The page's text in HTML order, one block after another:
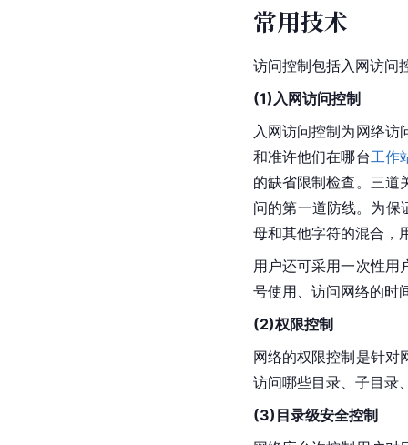
常用技术
访问控制包括入网访问
(1)入网访问控制
入网访问控制为网络
和准许他们在哪台工作
的缺省限制检查。三道
问的第一道防线。为保
母和其他字符的混合，
用户还可采用一次性用
号使用、访问网络的时
(2)权限控制
网络的权限控制是针对
访问哪些目录、子目录
(3)目录级安全控制